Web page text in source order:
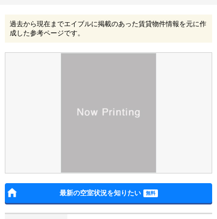
過去から現在までエイブルに掲載のあった賃貸物件情報を元に作
成した参考ページです。
最新の空室状況を知りたい